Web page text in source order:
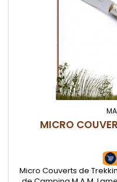
MICRO
Micro Couverts de